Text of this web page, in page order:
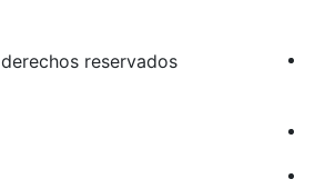
reservados